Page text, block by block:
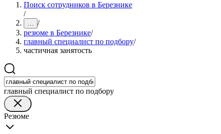
Поиск сотрудников в Березнике
/
... /
резюме в Березнике/
главный специалист по подбору/
частичная занятость
главный специалист по подбору
Резюме